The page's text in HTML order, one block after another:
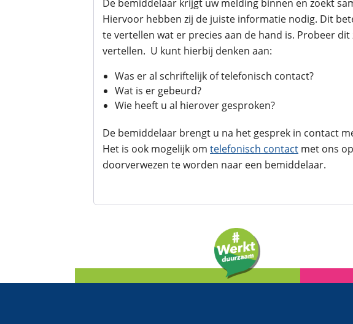
De bemiddelaar krijgt uw melding binnen en zoekt
Hiervoor hebben zij de juiste informatie nodig. Dit
te vertellen wat er precies aan de hand is. Probeer
vertellen. U kunt hierbij denken aan:
Was er al schriftelijk of telefonisch contact?
Wat is er gebeurd?
Wie heeft u al hierover gesproken?
De bemiddelaar brengt u na het gesprek in contact
Het is ook mogelijk om telefonisch contact met ons
doorverwezen te worden naar een bemiddelaar.